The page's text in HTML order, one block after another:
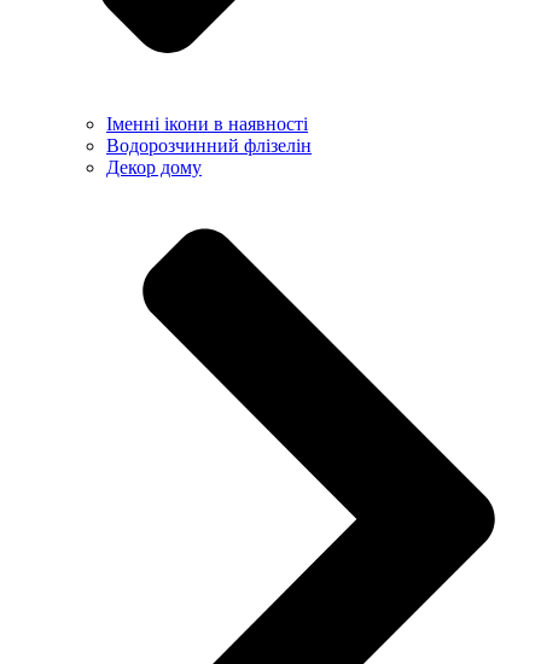
Іменні ікони в наявності
Водорозчинний флізелін
Декор дому